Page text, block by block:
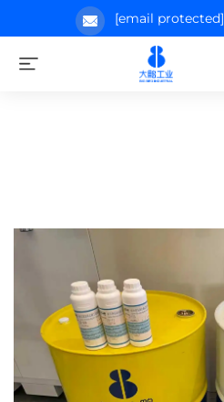
[email protected]